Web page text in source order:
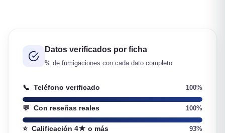
Datos verificados por ficha
% de fumigaciones con cada dato completo
📞 Teléfono verificado 100%
💬 Con reseñas reales 100%
⭐ Calificación 4★ o más 93%